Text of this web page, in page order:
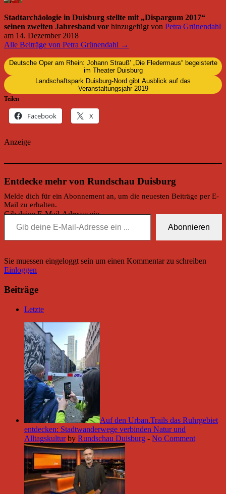
Stadtarchäologie in Duisburg stellte mit „Dispargum 2017“
seinen zweiten Jahresband vor hinzugefügt von Petra Grünendahl
am 14. Dezember 2018
Alle Beiträge von Petra Grünendahl →
Deutsche Oper am Rhein: Johann Strauß’ „Die Fledermaus“ begeisterte
im Theater Duisburg
Landschaftspark Duisburg-Nord gibt Ausblick auf das
Veranstaltungsjahr 2019
Teilen
Facebook X
Anzeige
Entdecke mehr von Rundschau Duisburg
Melde dich für ein Abonnement an, um die neuesten Beiträge per E-
Mail zu erhalten.
Gib deine E-Mail-Adresse ein ...
Abonnieren
Sie muessen eingeloggt sein um einen Kommentar zu schreiben
Einloggen
Beiträge
Letzte
Auf den Urban.Trails das Ruhrgebiet
entdecken: Stadtwanderwege verbinden Natur und
Alltagskultur by Rundschau Duisburg - No Comment